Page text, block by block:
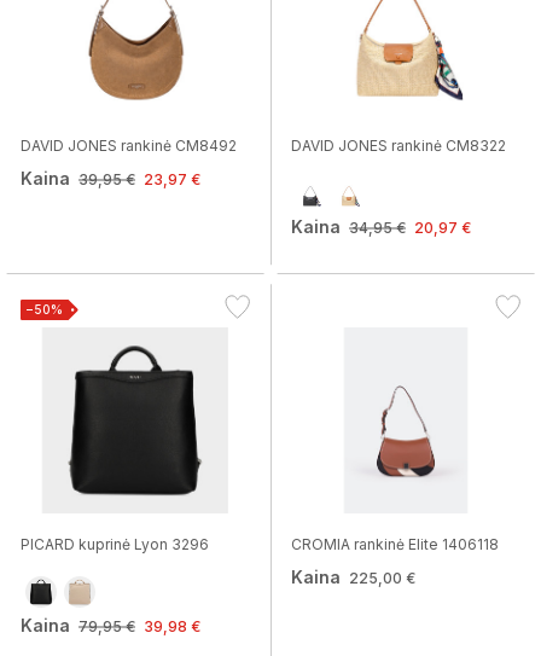
DAVID JONES rankinė CM8492
Kaina 39,95 € 23,97 €
DAVID JONES rankinė CM8322
Kaina 34,95 € 20,97 €
−50%
PICARD kuprinė Lyon 3296
Kaina 79,95 € 39,98 €
CROMIA rankinė Elite 1406118
Kaina 225,00 €